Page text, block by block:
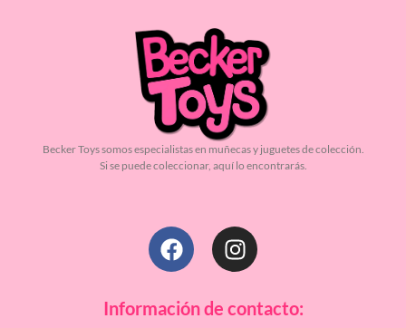
Becker Toys somos especialistas en muñecas y juguetes de colección.
Si se puede coleccionar, aquí lo encontrarás.
Información de contacto: